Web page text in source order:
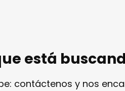
está
contáctenos y nos